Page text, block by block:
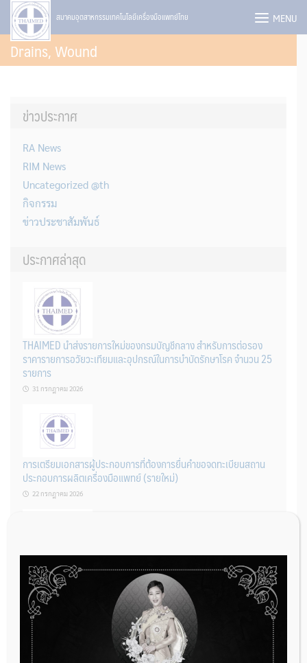
Skip
content
สมาคมอุตสาหกรรมเทคโนโลยีเครื่องมือแพทย์ไทย MENU
Drains, Wound
ข่าวประกาศ
RA News
RIM News
Uncategorized @th
กิจกรรม
ข่าวประชาสัมพันธ์
ประกาศล่าสุด
THAIMED นำส่งรายการใหม่ของกรมบัญชีกลาง สำหรับการต่อรอง
ราคารายการอวัยวะเทียมและอุปกรณ์ในการบำบัดรักษาโรค จำนวน 25
รายการ
31 กรกฎาคม 2026
การเตรียมเอกสารผู้ประกอบการที่ต้องการยื่นคำขอจดทะเบียนสถาน
ประกอบการผลิตเครื่องมือแพทย์ (รายใหม่)
22 กรกฎาคม 2026
ผู้ประกอบการผลิต และ นักวิจัย ที่ต้องการขึ้นทะเบียนเครื่องมือแพทย์
ต้องทำอย่างไรบ้าง
22 กรกฎาคม 2026